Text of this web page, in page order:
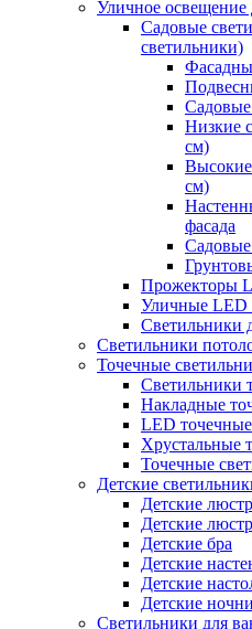
Уличное освещение
Садовые
светильники)
Садовые
Низкие
см)
Высокие
см)
фасада
Прожекторы
Уличные LED
Светильники
Светильники
Точечные
Светильники
Накладные
LED
Хрустальные
Точечные
Детские
Детские
Детские
Детские бра
Детские
Детские
Детские
Светильники для